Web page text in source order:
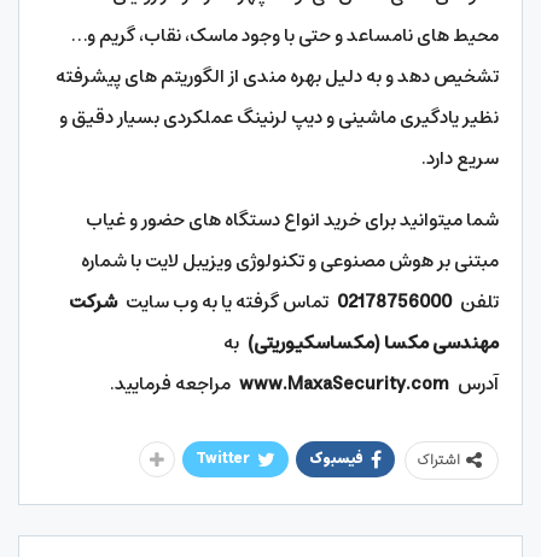
محیط های نامساعد و حتی با وجود ماسک، نقاب، گریم و…
تشخیص دهد و به دلیل بهره مندی از الگوریتم های پیشرفته
نظیر یادگیری ماشینی و دیپ لرنینگ عملکردی بسیار دقیق و
سریع دارد.
شما میتوانید برای خرید انواع دستگاه های حضور و غیاب
مبتنی بر هوش مصنوعی و تکنولوژی ویزیبل لایت با شماره
تلفن02178756000 تماس گرفته یا به وب سایتشرکت
مهندسی مکسا (مکساسکیوریتی) به
آدرس www.MaxaSecurity.com مراجعه فرمایید.
اشتراک فیسبوک Twitter